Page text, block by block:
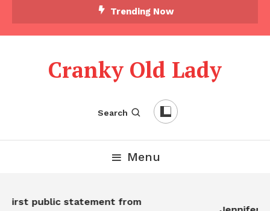
Trending Now
Cranky Old Lady
Search
Menu
public statement from